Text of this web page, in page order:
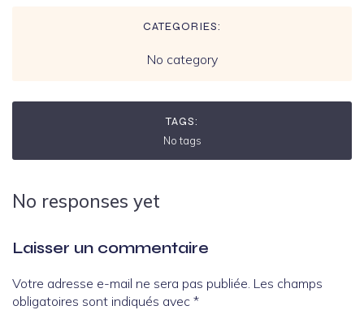
CATEGORIES:
No category
TAGS:
No tags
No responses yet
Laisser un commentaire
Votre adresse e-mail ne sera pas publiée. Les champs
obligatoires sont indiqués avec *